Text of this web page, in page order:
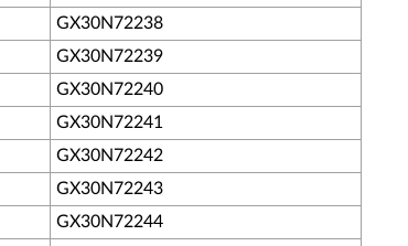
GX30N72238
GX30N72239
GX30N72240
GX30N72241
GX30N72242
GX30N72243
GX30N72244